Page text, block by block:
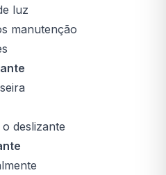
luz
manutenção
deslizante